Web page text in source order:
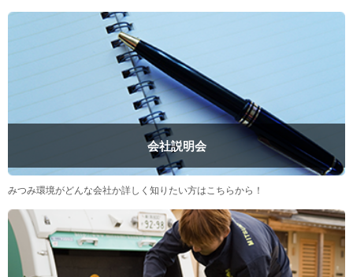
会社説明会
みつみ環境がどんな会社か詳しく知りたい方はこちらから！